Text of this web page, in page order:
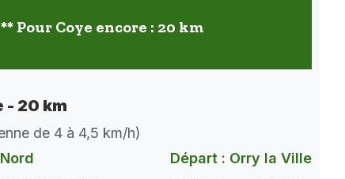
** Pour Coye encore : 20 km
- 20 km
de 4 à 4,5 km/h)
Départ : Orry la Ville